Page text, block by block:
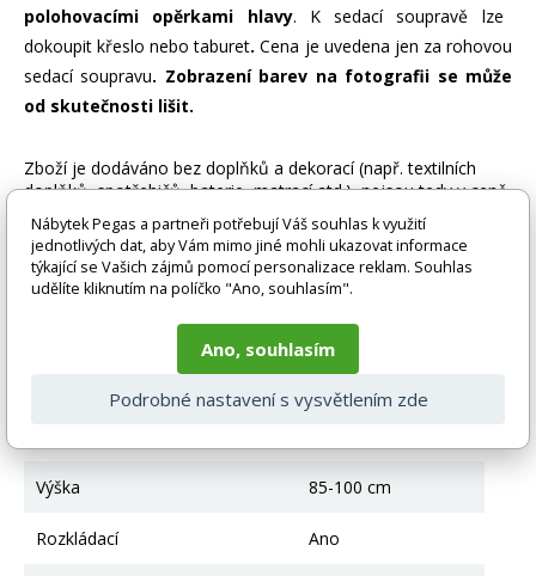
polohovacími opěrkami hlavy. K sedací soupravě lze
dokoupit křeslo nebo taburet.Cena je uvedena jen za rohovou
sedací soupravu. Zobrazení barev na fotografii se může
od skutečnosti lišit.
Zboží je dodáváno bez doplňků a dekorací (např. textilních
doplňků, spotřebičů, baterie, matrací atd.), nejsou tedy v ceně.
Pokud není uvedeno jinak. Většinou je zboží dodáváno v
demontovaném stavu, dle charakteru zboží. Fotografie mohou
být i ilustrační a barva produktu nemusí odpovídat skutečnosti
vlivem nastavení monitoru a převodem do el. podoby. V
případě nejasností kontaktujte naše klientské centrum
pegas@nabytek-pegas.cz či volejte 777244446.
Technické parametry
Výška 85-100 cm
Rozkládací Ano
Nábytek Pegas a partneři potřebují Váš souhlas k využití
jednotlivých dat, aby Vám mimo jiné mohli ukazovat informace
týkající se Vašich zájmů pomocí personalizace reklam. Souhlas
udělíte kliknutím na políčko "Ano, souhlasím".
Ano, souhlasím
Podrobné nastavení s vysvětlením zde